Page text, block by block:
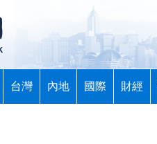
台灣 內地 國際 財經